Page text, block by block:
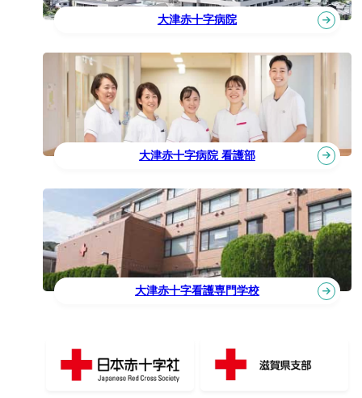
大津赤十字病院
大津赤十字病院 看護部
大津赤十字看護専門学校